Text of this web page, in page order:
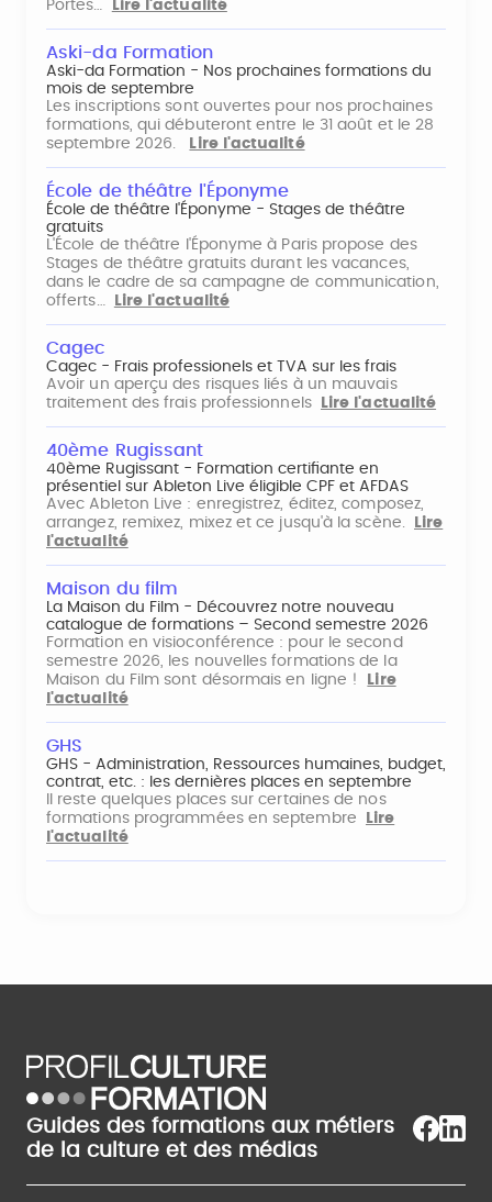
Portes… Lire l'actualité
Aski-da Formation
Aski-da Formation - Nos prochaines formations du
mois de septembre
Les inscriptions sont ouvertes pour nos prochaines
formations, qui débuteront entre le 31 août et le 28
septembre 2026.
Lire l'actualité
École de théâtre l'Éponyme
École de théâtre l'Éponyme - Stages de théâtre
gratuits
L'École de théâtre l'Éponyme à Paris propose des
Stages de théâtre gratuits durant les vacances,
dans le cadre de sa campagne de communication,
offerts…
Lire l'actualité
Cagec
Cagec - Frais professionels et TVA sur les frais
Avoir un aperçu des risques liés à un mauvais
traitement des frais professionnels
Lire l'actualité
40ème Rugissant
40ème Rugissant - Formation certifiante en
présentiel sur Ableton Live éligible CPF et AFDAS
Avec Ableton Live : enregistrez, éditez, composez,
arrangez, remixez, mixez et ce jusqu'à la scène.
Lire
l'actualité
Maison du film
La Maison du Film - Découvrez notre nouveau
catalogue de formations – Second semestre 2026
Formation en visioconférence : pour le second
semestre 2026, les nouvelles formations de la
Maison du Film sont désormais en ligne !
Lire
l'actualité
GHS
GHS - Administration, Ressources humaines, budget,
contrat, etc. : les dernières places en septembre
Il reste quelques places sur certaines de nos
formations programmées en septembre
Lire
l'actualité
Guides des formations aux métiers
de la culture et des médias